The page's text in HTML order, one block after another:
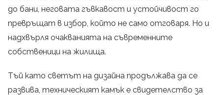
до бани, неговата гъвкавост и устойчивост го
превръщат в избор, който не само отговаря. Но и
надхвърля очакванията на съвременните
собственици на жилища.
Тъй като светът на дизайна продължава да се
развива, техническият камък е свидетелство за